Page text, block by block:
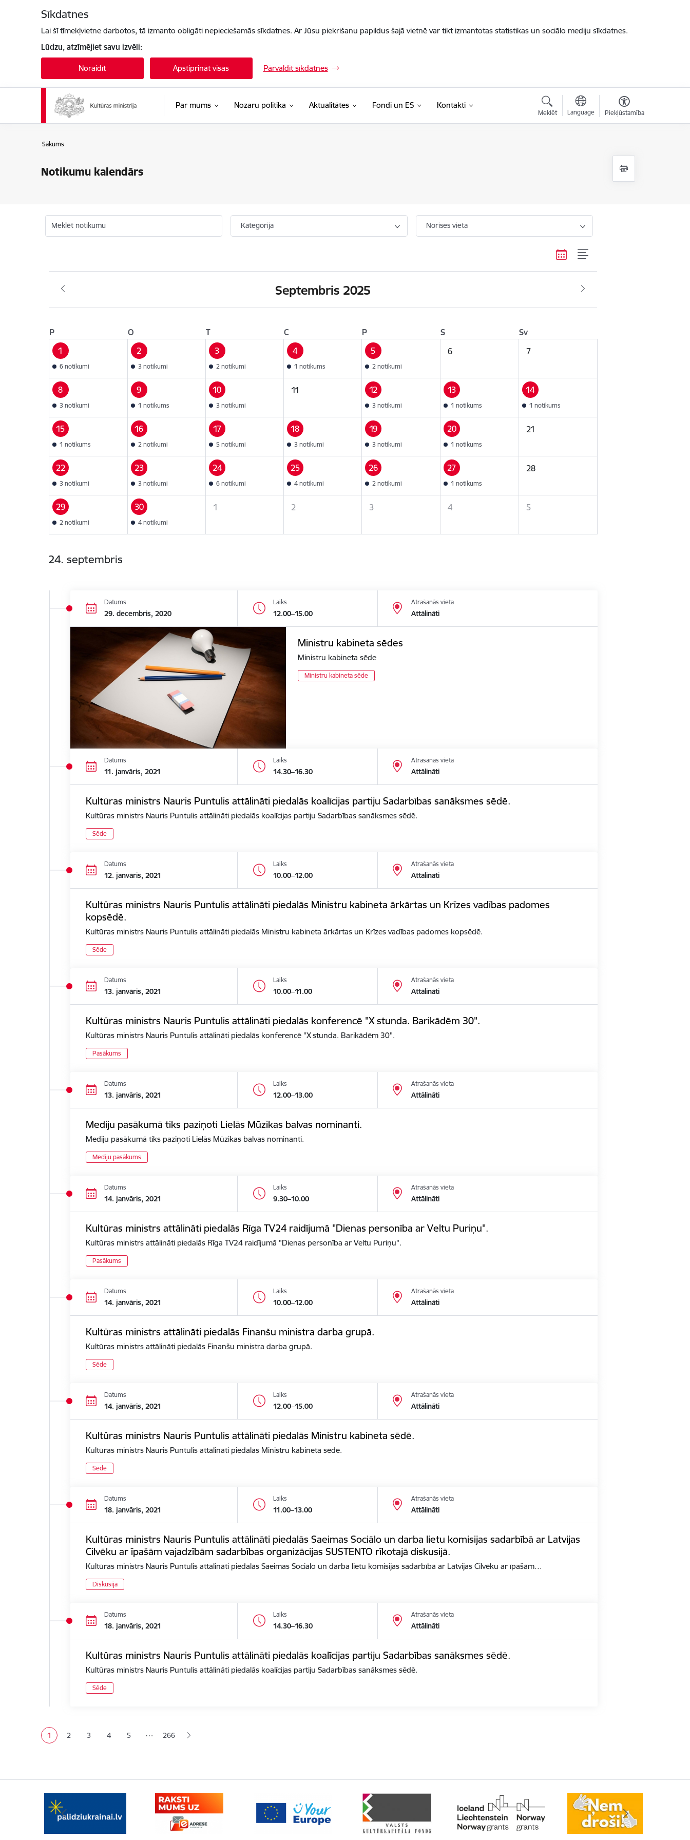
Sīkdatnes
Lai šī tīmekļvietne darbotos, tā izmanto obligāti nepieciešamās sīkdatnes. Ar Jūsu piekrišanu papildus šajā vietnē var tikt izmantotas statistikas un sociālo mediju sīkdatnes.
Lūdzu, atzīmējiet savu izvēli:
Noraidīt Apstiprināt visas Pārvaldīt sīkdatnes
Par mums Nozaru politika Aktualitātes Fondi un ES Kontakti
Meklēt Language Piekļūstamība
Sākums
Notikumu kalendārs
Meklēt notikumu Kategorija Norises vieta
Septembris 2025
P O T C P S
Sv
1
6 notikumi
2
3 notikumi
3
2 notikumi
4
1 notikums
5
2 notikumi
6 7
8
3 notikumi
9
1 notikums
10
3 notikumi
11 12
3 notikumi
13
1 notikums
14
1 notikums
15
1 notikums
16
2 notikumi
17
5 notikumi
18
3 notikumi
19
3 notikumi
20
1 notikums
21
22
3 notikumi
23
3 notikumi
24
6 notikumi
25
4 notikumi
26
2 notikumi
27
1 notikums
28
29
2 notikumi
30
4 notikumi
1 2 3 4 5
24. septembris
Datums
29. decembris, 2020
Laiks
12.00–15.00
Atrašanās vieta
Attālināti
Ministru kabineta sēdes
Ministru kabineta sēde
Ministru kabineta sēde
Datums
11. janvāris, 2021
Laiks
14.30–16.30
Atrašanās vieta
Attālināti
Kultūras ministrs Nauris Puntulis attālināti piedalās koalīcijas partiju Sadarbības sanāksmes sēdē.
Kultūras ministrs Nauris Puntulis attālināti piedalās koalīcijas partiju Sadarbības sanāksmes sēdē.
Sēde
Datums
12. janvāris, 2021
Laiks
10.00–12.00
Atrašanās vieta
Attālināti
Kultūras ministrs Nauris Puntulis attālināti piedalās Ministru kabineta ārkārtas un Krīzes vadības padomes
kopsēdē.
Kultūras ministrs Nauris Puntulis attālināti piedalās Ministru kabineta ārkārtas un Krīzes vadības padomes kopsēdē.
Sēde
Datums
13. janvāris, 2021
Laiks
10.00–11.00
Atrašanās vieta
Attālināti
Kultūras ministrs Nauris Puntulis attālināti piedalās konferencē "X stunda. Barikādēm 30".
Kultūras ministrs Nauris Puntulis attālināti piedalās konferencē "X stunda. Barikādēm 30".
Pasākums
Datums
13. janvāris, 2021
Laiks
12.00–13.00
Atrašanās vieta
Attālināti
Mediju pasākumā tiks paziņoti Lielās Mūzikas balvas nominanti.
Mediju pasākumā tiks paziņoti Lielās Mūzikas balvas nominanti.
Mediju pasākums
Datums
14. janvāris, 2021
Laiks
9.30–10.00
Atrašanās vieta
Attālināti
Kultūras ministrs attālināti piedalās Rīga TV24 raidījumā "Dienas personība ar Veltu Puriņu".
Kultūras ministrs attālināti piedalās Rīga TV24 raidījumā "Dienas personība ar Veltu Puriņu".
Pasākums
Datums
14. janvāris, 2021
Laiks
10.00–12.00
Atrašanās vieta
Attālināti
Kultūras ministrs attālināti piedalās Finanšu ministra darba grupā.
Kultūras ministrs attālināti piedalās Finanšu ministra darba grupā.
Sēde
Datums
14. janvāris, 2021
Laiks
12.00–15.00
Atrašanās vieta
Attālināti
Kultūras ministrs Nauris Puntulis attālināti piedalās Ministru kabineta sēdē.
Kultūras ministrs Nauris Puntulis attālināti piedalās Ministru kabineta sēdē.
Sēde
Datums
18. janvāris, 2021
Laiks
11.00–13.00
Atrašanās vieta
Attālināti
Kultūras ministrs Nauris Puntulis attālināti piedalās Saeimas Sociālo un darba lietu komisijas sadarbībā ar Latvijas
Cilvēku ar īpašām vajadzībām sadarbības organizācijas SUSTENTO rīkotajā diskusijā.
Kultūras ministrs Nauris Puntulis attālināti piedalās Saeimas Sociālo un darba lietu komisijas sadarbībā ar Latvijas Cilvēku ar īpašām…
Diskusija
Datums
18. janvāris, 2021
Laiks
14.30–16.30
Atrašanās vieta
Attālināti
Kultūras ministrs Nauris Puntulis attālināti piedalās koalīcijas partiju Sadarbības sanāksmes sēdē.
Kultūras ministrs Nauris Puntulis attālināti piedalās koalīcijas partiju Sadarbības sanāksmes sēdē.
Sēde
Pašreizējā lapa
1 Lapa
2 Lapa
3 Lapa
4 Lapa
5 … 266